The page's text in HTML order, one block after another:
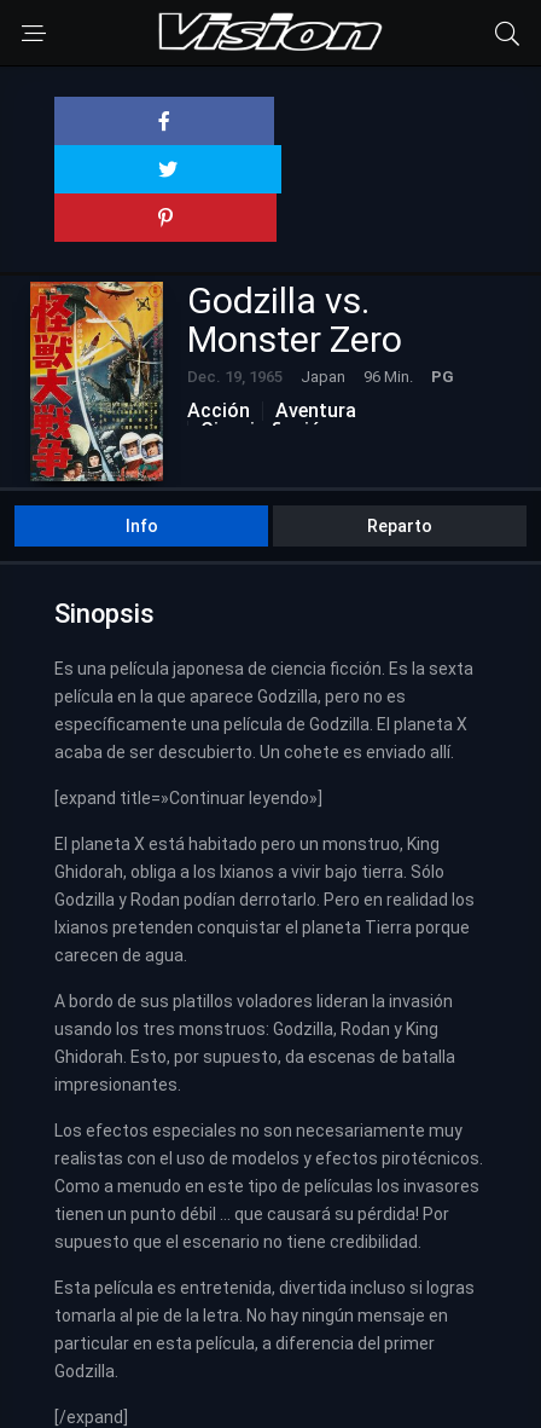
Godzilla vs.
Monster Zero
Dec. 19, 1965 Japan 96 Min. PG
Acción
Aventura
Ciencia ficción
Info Reparto
Sinopsis
Es una película japonesa de ciencia ficción. Es la sexta
película en la que aparece Godzilla, pero no es
específicamente una película de Godzilla. El planeta X
acaba de ser descubierto. Un cohete es enviado allí.
[expand title=»Continuar leyendo»]
El planeta X está habitado pero un monstruo, King
Ghidorah, obliga a los Ixianos a vivir bajo tierra. Sólo
Godzilla y Rodan podían derrotarlo. Pero en realidad los
Ixianos pretenden conquistar el planeta Tierra porque
carecen de agua.
A bordo de sus platillos voladores lideran la invasión
usando los tres monstruos: Godzilla, Rodan y King
Ghidorah. Esto, por supuesto, da escenas de batalla
impresionantes.
Los efectos especiales no son necesariamente muy
realistas con el uso de modelos y efectos pirotécnicos.
Como a menudo en este tipo de películas los invasores
tienen un punto débil … que causará su pérdida! Por
supuesto que el escenario no tiene credibilidad.
Esta película es entretenida, divertida incluso si logras
tomarla al pie de la letra. No hay ningún mensaje en
particular en esta película, a diferencia del primer
Godzilla.
[/expand]